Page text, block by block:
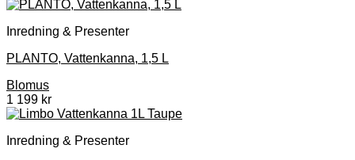
Inredning & Presenter
PLANTO, Vattenkanna, 1,5 L
Blomus
1 199 kr
Inredning & Presenter